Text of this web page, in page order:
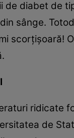
de diabet de
sânge.
scorţişoară!
ridicate
de